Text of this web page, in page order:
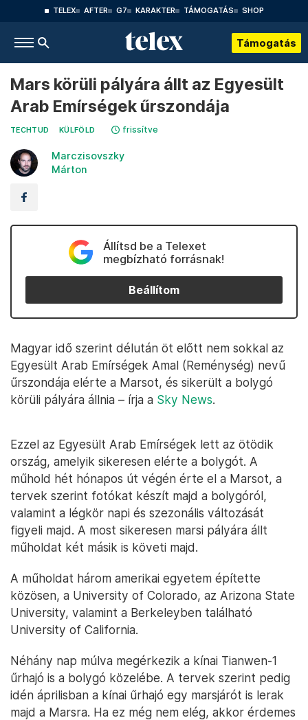
TELEX AFTER G7 KARAKTER TÁMOGATÁS SHOP
Támogatás
Mars körüli pályára állt az Egyesült
Arab Emírségek űrszondája
TECHTUD KÜLFÖLD frissítve
Marczisovszky
Márton
Állítsd be a Telexet
megbízható forrásnak!
Beállítom
Magyar idő szerint délután öt előtt nem sokkal az
Egyesült Arab Emírségek Amal (Reménység) nevű
űrszondája elérte a Marsot, és sikerült a bolygó
körüli pályára állnia – írja a Sky News.
Ezzel az Egyesült Arab Emírségek lett az ötödik
ország, amelyik sikeresen elérte a bolygót. A
műhold hét hónapos út végén érte el a Marsot, a
tervek szerint fotókat készít majd a bolygóról,
valamint a légkör napi és szezonális változását
figyeli majd. A most sikeresen marsi pályára állt
műholdat két másik is követi majd.
A műholdat három amerikai egyetem építette
közösen, a University of Colorado, az Arizona State
University, valamint a Berkeleyben található
University of California.
Néhány nap múlva megérkezik a kínai Tianwen-1
űrhajó is a bolygó közelébe. A tervek szerint pedig
idén áprilisban a kínai űrhajó egy marsjárót is lerak
majd a Marsra. Ha ez még nem elég, akkor érdemes